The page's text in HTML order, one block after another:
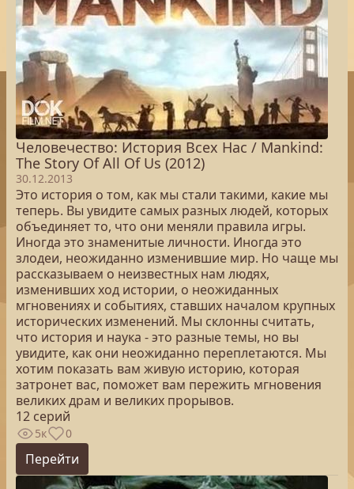
Человечество: История Всех Нас / Mankind:
The Story Of All Of Us (2012)
30.12.2013
Это история о том, как мы стали такими, какие мы
теперь. Вы увидите самых разных людей, которых
объединяет то, что они меняли правила игры.
Иногда это знаменитые личности. Иногда это
злодеи, неожиданно изменившие мир. Но чаще мы
рассказываем о неизвестных нам людях,
изменивших ход истории, о неожиданных
мгновениях и событиях, ставших началом крупных
исторических изменений. Мы склонны считать,
что история и наука - это разные темы, но вы
увидите, как они неожиданно переплетаются. Мы
хотим показать вам живую историю, которая
затронет вас, поможет вам пережить мгновения
великих драм и великих прорывов.
12 серий
5к 0
Перейти